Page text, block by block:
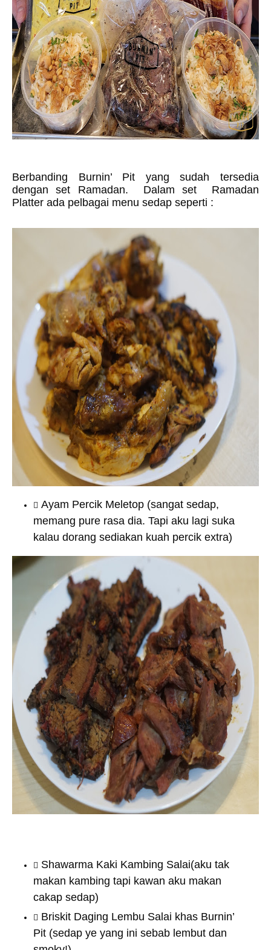
Berbanding Burnin’ Pit yang sudah tersedia
dengan set Ramadan. Dalam set Ramadan
Platter ada pelbagai menu sedap seperti :
Ayam Percik Meletop (sangat sedap,
memang pure rasa dia. Tapi aku lagi suka
kalau dorang sediakan kuah percik extra)
Shawarma Kaki Kambing Salai(aku tak
makan kambing tapi kawan aku makan
cakap sedap)
Briskit Daging Lembu Salai khas Burnin’
Pit (sedap ye yang ini sebab lembut dan